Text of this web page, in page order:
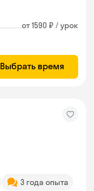
от 1590 ₽ / урок
Выбрать время
3 года опыта